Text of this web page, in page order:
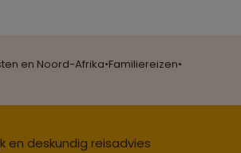
en Noord-Afrika•Familiereizen•
mét indivuele vrijheid
en deskundig reisadvies